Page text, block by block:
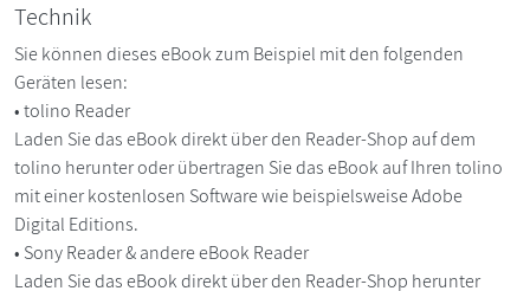
Technik
Sie können dieses eBook zum Beispiel mit den folgenden
Geräten lesen:
• tolino Reader
Laden Sie das eBook direkt über den Reader-Shop auf dem
tolino herunter oder übertragen Sie das eBook auf Ihren tolino
mit einer kostenlosen Software wie beispielsweise Adobe
Digital Editions.
• Sony Reader & andere eBook Reader
Laden Sie das eBook direkt über den Reader-Shop herunter